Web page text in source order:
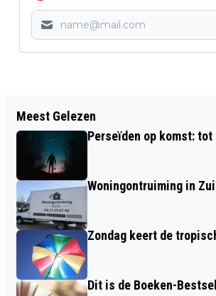
ECONOMIE GROEIT MET 0,8
DERDE KWARTAAL 2024
Meest Gelezen
Perseïden op komst:
Woningontruiming in
Zondag keert de
Dit is de Boeken-